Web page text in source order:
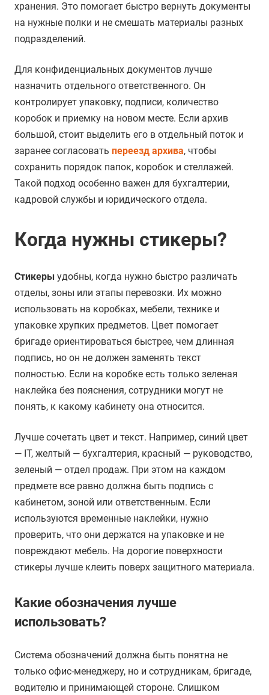
хранения. Это помогает быстро вернуть документы
на нужные полки и не смешать материалы разных
подразделений.
Для конфиденциальных документов лучше
назначить отдельного ответственного. Он
контролирует упаковку, подписи, количество
коробок и приемку на новом месте. Если архив
большой, стоит выделить его в отдельный поток и
заранее согласовать переезд архива, чтобы
сохранить порядок папок, коробок и стеллажей.
Такой подход особенно важен для бухгалтерии,
кадровой службы и юридического отдела.
Когда нужны стикеры?
Стикеры удобны, когда нужно быстро различать
отделы, зоны или этапы перевозки. Их можно
использовать на коробках, мебели, технике и
упаковке хрупких предметов. Цвет помогает
бригаде ориентироваться быстрее, чем длинная
подпись, но он не должен заменять текст
полностью. Если на коробке есть только зеленая
наклейка без пояснения, сотрудники могут не
понять, к какому кабинету она относится.
Лучше сочетать цвет и текст. Например, синий цвет
— IT, желтый — бухгалтерия, красный — руководство,
зеленый — отдел продаж. При этом на каждом
предмете все равно должна быть подпись с
кабинетом, зоной или ответственным. Если
используются временные наклейки, нужно
проверить, что они держатся на упаковке и не
повреждают мебель. На дорогие поверхности
стикеры лучше клеить поверх защитного материала.
Какие обозначения лучше
использовать?
Система обозначений должна быть понятна не
только офис-менеджеру, но и сотрудникам, бригаде,
водителю и принимающей стороне. Слишком